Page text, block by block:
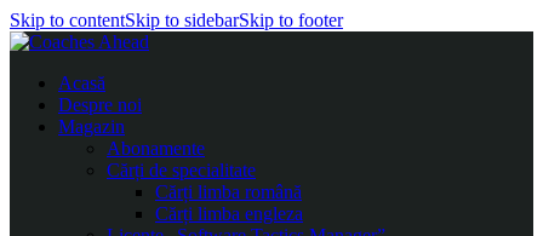
Skip to contentSkip to sidebarSkip to footer
Acasă
Despre noi
Magazin
Abonamente
Cărți de specialitate
Cărți limba română
Cărți limba engleza